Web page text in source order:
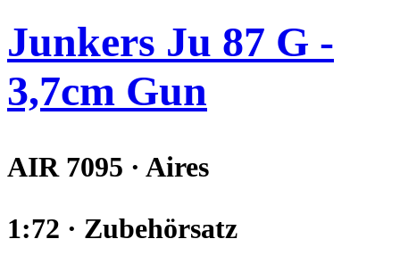
Junkers Ju 87 G -
3,7cm Gun
AIR 7095 · Aires
1:72 · Zubehörsatz